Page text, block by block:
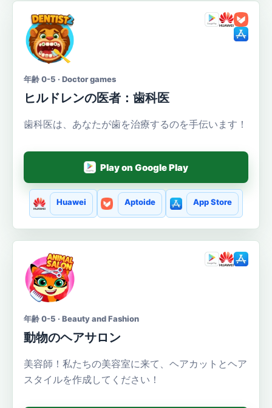
年齢 0-5 · Doctor games
ヒルドレンの医者：歯科医
歯科医は、あなたが歯を治療するのを手伝います！
Play on Google Play
Huawei Aptoide App Store
年齢 0-5 · Beauty and Fashion
動物のヘアサロン
美容師！私たちの美容室に来て、ヘアカットとヘア
スタイルを作成してください！